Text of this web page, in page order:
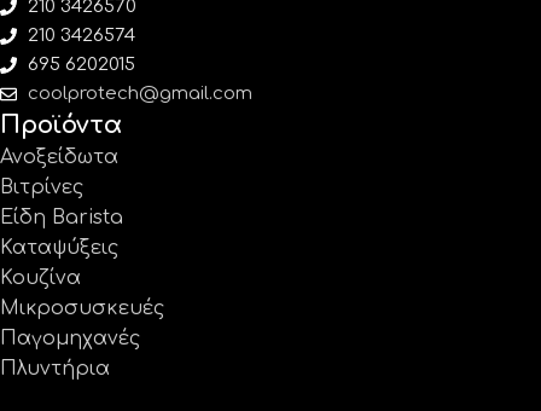
210 3426570
210 3426574
695 6202015
coolprotech@gmail.com
Προϊόντα
Ανοξείδωτα
Βιτρίνες
Είδη Barista
Καταψύξεις
Κουζίνα
Μικροσυσκευές
Παγομηχανές
Πλυντήρια